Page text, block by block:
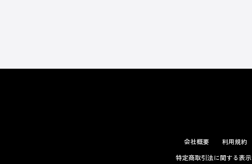
会社概要 利用規約
特定商取引法に関する表示